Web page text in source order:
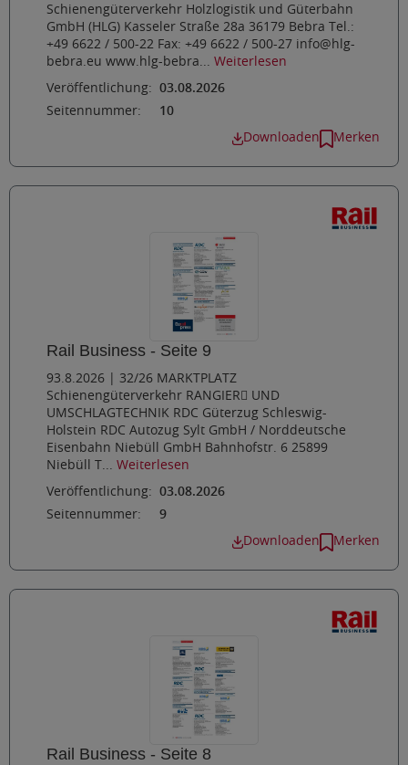
Schienengüterverkehr Holzlogistik und Güterbahn
GmbH (HLG) Kasseler Straße 28a 36179 Bebra Tel.:
+49 6622 / 500-22 Fax: +49 6622 / 500-27 info@hlg-
bebra.eu www.hlg-bebra... Weiterlesen
Veröffentlichung:
03.08.2026
Seitennummer:
10
Downloaden Merken
Rail Business - Seite 9
93.8.2026 | 32/26 MARKTPLATZ
Schienengüterverkehr RANGIER UND
UMSCHLAGTECHNIK RDC Güterzug Schleswig-
Holstein RDC Autozug Sylt GmbH / Norddeutsche
Eisenbahn Niebüll GmbH Bahnhofstr. 6 25899
Niebüll T... Weiterlesen
Veröffentlichung:
03.08.2026
Seitennummer:
9
Downloaden Merken
Rail Business - Seite 8